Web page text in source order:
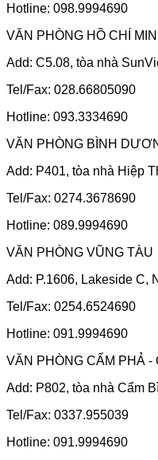
Hotline: 098.9994690
VĂN PHÒNG HỒ CHÍ
Add: C5.08, tòa nhà
Tel/Fax: 028.66805090
Hotline: 093.3334690
VĂN PHÒNG BÌNH
Add: P401, tòa nhà Hiệp
Tel/Fax: 0274.3678690
Hotline: 089.9994690
VĂN PHÒNG VŨNG TÀU
Add: P.1606, Lakeside C,
Tel/Fax: 0254.6524690
Hotline: 091.9994690
VĂN PHÒNG CẨM PHẢ -
Add: P802, tòa nhà Cẩm
Tel/Fax: 0337.955039
Hotline: 091.9994690